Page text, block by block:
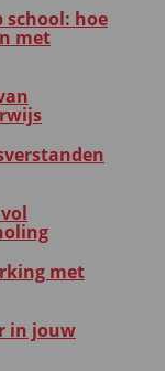
school: hoe
met
met
in jouw